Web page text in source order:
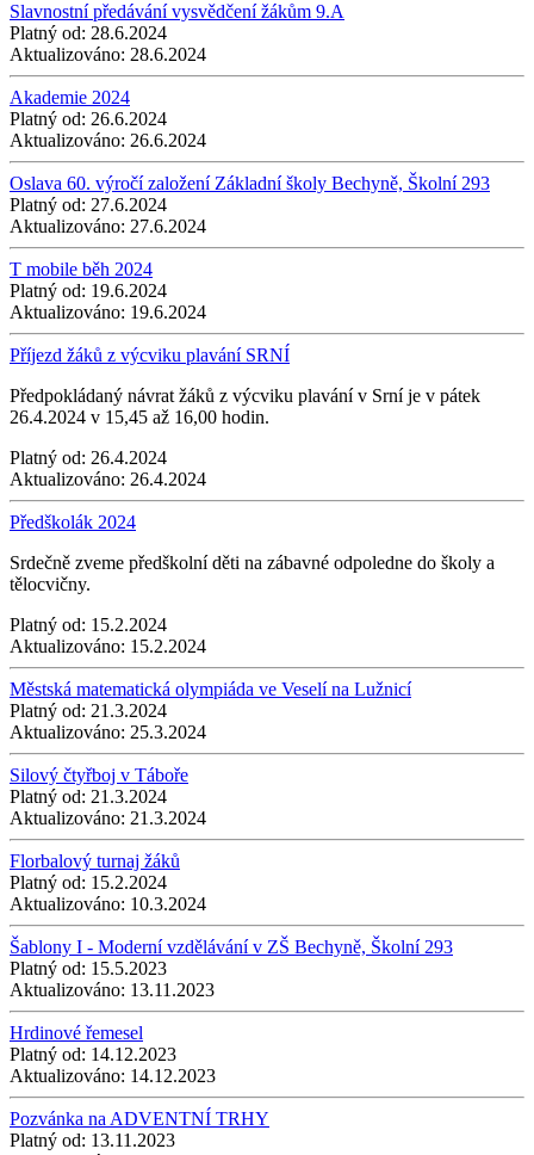
Slavnostní předávání vysvědčení žákům 9.A
Platný od: 28.6.2024
Aktualizováno: 28.6.2024
Akademie 2024
Platný od: 26.6.2024
Aktualizováno: 26.6.2024
Oslava 60. výročí založení Základní školy Bechyně, Školní 293
Platný od: 27.6.2024
Aktualizováno: 27.6.2024
T mobile běh 2024
Platný od: 19.6.2024
Aktualizováno: 19.6.2024
Příjezd žáků z výcviku plavání SRNÍ
Předpokládaný návrat žáků z výcviku plavání v Srní je v pátek
26.4.2024 v 15,45 až 16,00 hodin.
Platný od: 26.4.2024
Aktualizováno: 26.4.2024
Předškolák 2024
Srdečně zveme předškolní děti na zábavné odpoledne do školy a
tělocvičny.
Platný od: 15.2.2024
Aktualizováno: 15.2.2024
Městská matematická olympiáda ve Veselí na Lužnicí
Platný od: 21.3.2024
Aktualizováno: 25.3.2024
Silový čtyřboj v Táboře
Platný od: 21.3.2024
Aktualizováno: 21.3.2024
Florbalový turnaj žáků
Platný od: 15.2.2024
Aktualizováno: 10.3.2024
Šablony I - Moderní vzdělávání v ZŠ Bechyně, Školní 293
Platný od: 15.5.2023
Aktualizováno: 13.11.2023
Hrdinové řemesel
Platný od: 14.12.2023
Aktualizováno: 14.12.2023
Pozvánka na ADVENTNÍ TRHY
Platný od: 13.11.2023